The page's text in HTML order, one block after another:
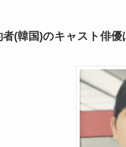
者(韓国)のキャスト俳